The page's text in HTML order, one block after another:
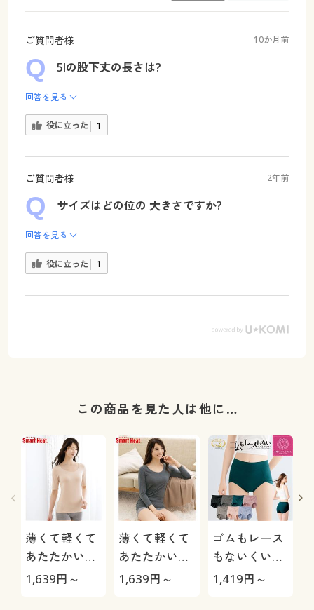
ご質問者様 10か月前
5lの股下丈の長さは?
回答を見る
役に立った 1
ご質問者様 2年前
サイズはどの位の 大きさですか?
回答を見る
役に立った 1
この商品を見た人は他に…
薄くて軽くて
あたたかいイ
ンナー(衿すっ
1,639円～
薄くて軽くて
あたたかいイ
ンナー(衿すっ
1,639円～
ゴムもレース
もないくい込
みにくいショ
1,419円～